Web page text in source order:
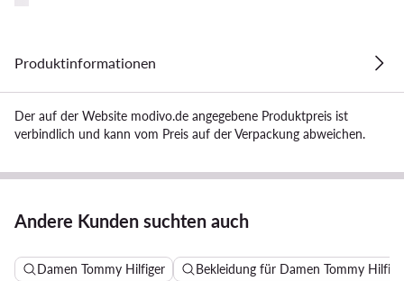
Produktinformationen
Der auf der Website modivo.de angegebene Produktpreis ist
verbindlich und kann vom Preis auf der Verpackung abweichen.
Andere Kunden suchten auch
Damen Tommy Hilfiger Bekleidung für Damen Tommy